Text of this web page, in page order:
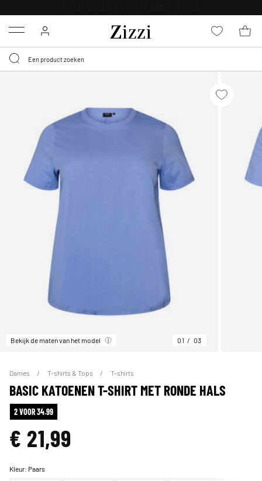
Menu
Bekijk de maten van het model 01 03
Dames T-shirts & Tops T-shirts
BASIC KATOENEN T-SHIRT MET RONDE HALS
2 VOOR 34.99
€ 21,99
Kleur: Paars